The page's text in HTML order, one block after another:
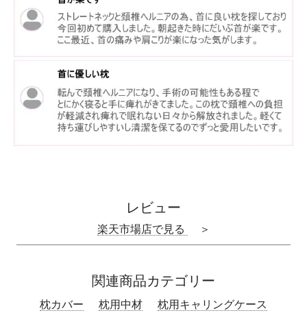
レビュー
楽天市場店で見る ＞
関連商品カテゴリー
枕カバー 枕用中材 枕用キャリングケース